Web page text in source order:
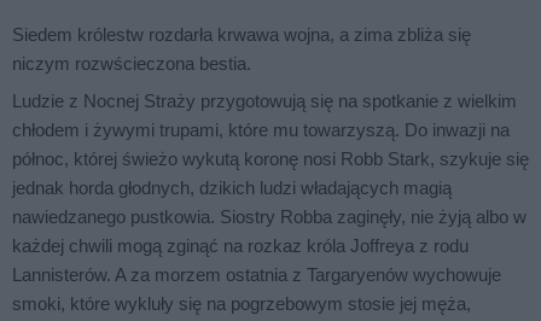
Siedem królestw rozdarła krwawa wojna, a zima zbliża się
niczym rozwścieczona bestia.
Ludzie z Nocnej Straży przygotowują się na spotkanie z wielkim
chłodem i żywymi trupami, które mu towarzyszą. Do inwazji na
północ, której świeżo wykutą koronę nosi Robb Stark, szykuje się
jednak horda głodnych, dzikich ludzi władających magią
nawiedzanego pustkowia. Siostry Robba zaginęły, nie żyją albo w
każdej chwili mogą zginąć na rozkaz króla Joffreya z rodu
Lannisterów. A za morzem ostatnia z Targaryenów wychowuje
smoki, które wykluły się na pogrzebowym stosie jej męża,